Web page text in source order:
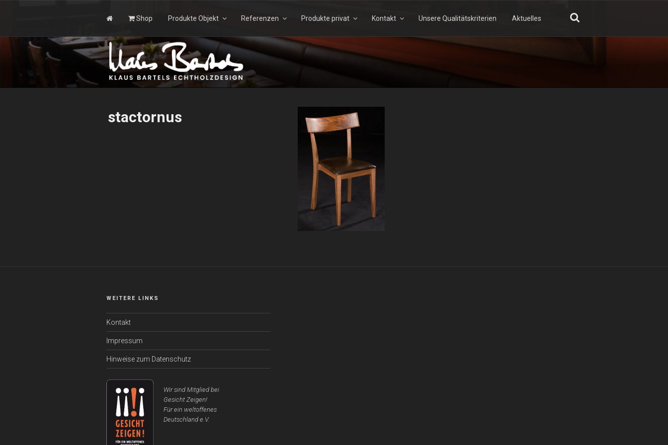
KLAUS BARTELS – ECHTHOLZDESIGN
Shop Produkte Objekt Referenzen Produkte privat Kontakt Unsere Qualitätskriterien Aktuelles
Suchen
nach:
Suchen
stactornus
WEITERE LINKS
Kontakt
Impressum
Hinweise zum Datenschutz
Wir sind Mitglied bei
Gesicht Zeigen!
Für ein weltoffenes
Deutschland e.V.